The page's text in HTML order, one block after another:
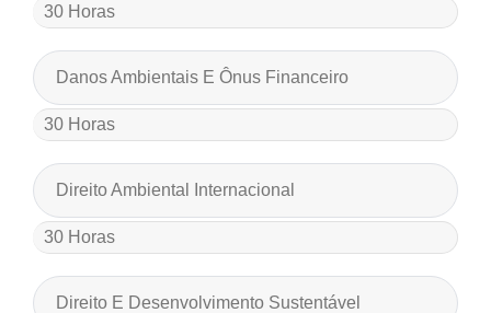
30 Horas
Danos Ambientais E Ônus Financeiro
30 Horas
Direito Ambiental Internacional
30 Horas
Direito E Desenvolvimento Sustentável